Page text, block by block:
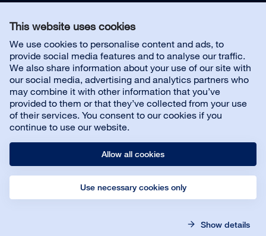
This website uses cookies
We use cookies to personalise content and ads, to
provide social media features and to analyse our traffic.
We also share information about your use of our site with
our social media, advertising and analytics partners who
may combine it with other information that you’ve
provided to them or that they’ve collected from your use
of their services. You consent to our cookies if you
continue to use our website.
Allow all cookies
Use necessary cookies only
Show details
Mentions légalesetPolitique de confidentialité
Nous contacter
À propos de Bona